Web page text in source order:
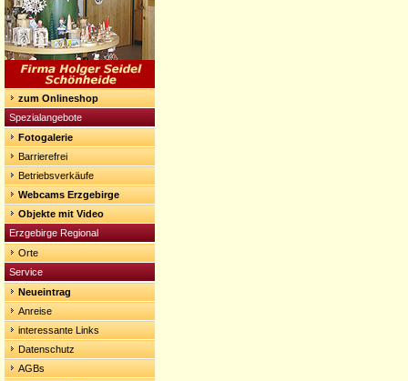
zum Onlineshop
Spezialangebote
Fotogalerie
Barrierefrei
Betriebsverkäufe
Webcams Erzgebirge
Objekte mit Video
Erzgebirge Regional
Orte
Service
Neueintrag
Anreise
interessante Links
Datenschutz
AGBs